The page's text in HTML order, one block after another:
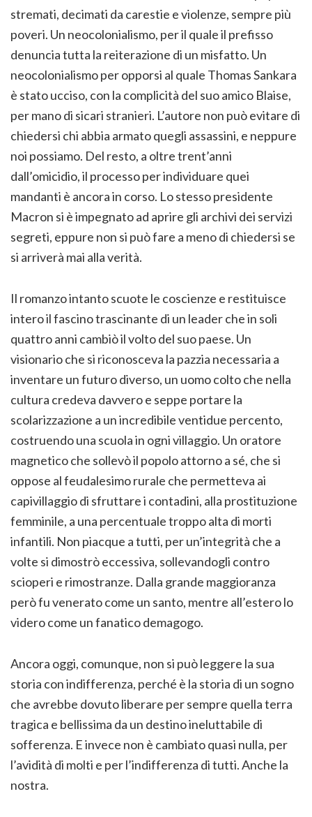
stremati, decimati da carestie e violenze, sempre più
poveri. Un neocolonialismo, per il quale il prefisso
denuncia tutta la reiterazione di un misfatto. Un
neocolonialismo per opporsi al quale Thomas Sankara
è stato ucciso, con la complicità del suo amico Blaise,
per mano di sicari stranieri. L’autore non può evitare di
chiedersi chi abbia armato quegli assassini, e neppure
noi possiamo. Del resto, a oltre trent’anni
dall’omicidio, il processo per individuare quei
mandanti è ancora in corso. Lo stesso presidente
Macron si è impegnato ad aprire gli archivi dei servizi
segreti, eppure non si può fare a meno di chiedersi se
si arriverà mai alla verità.
Il romanzo intanto scuote le coscienze e restituisce
intero il fascino trascinante di un leader che in soli
quattro anni cambiò il volto del suo paese. Un
visionario che si riconosceva la pazzia necessaria a
inventare un futuro diverso, un uomo colto che nella
cultura credeva davvero e seppe portare la
scolarizzazione a un incredibile ventidue percento,
costruendo una scuola in ogni villaggio. Un oratore
magnetico che sollevò il popolo attorno a sé, che si
oppose al feudalesimo rurale che permetteva ai
capivillaggio di sfruttare i contadini, alla prostituzione
femminile, a una percentuale troppo alta di morti
infantili. Non piacque a tutti, per un’integrità che a
volte si dimostrò eccessiva, sollevandogli contro
scioperi e rimostranze. Dalla grande maggioranza
però fu venerato come un santo, mentre all’estero lo
videro come un fanatico demagogo.
Ancora oggi, comunque, non si può leggere la sua
storia con indifferenza, perché è la storia di un sogno
che avrebbe dovuto liberare per sempre quella terra
tragica e bellissima da un destino ineluttabile di
sofferenza. E invece non è cambiato quasi nulla, per
l’avidità di molti e per l’indifferenza di tutti. Anche la
nostra.